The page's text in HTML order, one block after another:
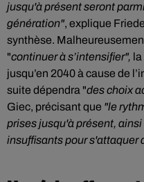
jusqu'à présent seront
génération", explique
synthèse.
"continuer à s’intensifier",
jusqu’en 2040 à cause de
suite dépendra "des choix
Giec, précisant que "le
prises jusqu'à présent,
insuffisants pour s'attaquer